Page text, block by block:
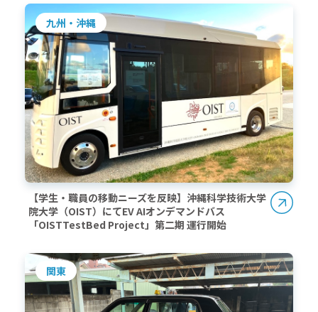
九州・沖縄
【学生・職員の移動ニーズを反映】沖縄科学技術大学
院大学（OIST）にてEV AIオンデマンドバス
「OISTTestBed Project」第二期 運行開始
関東